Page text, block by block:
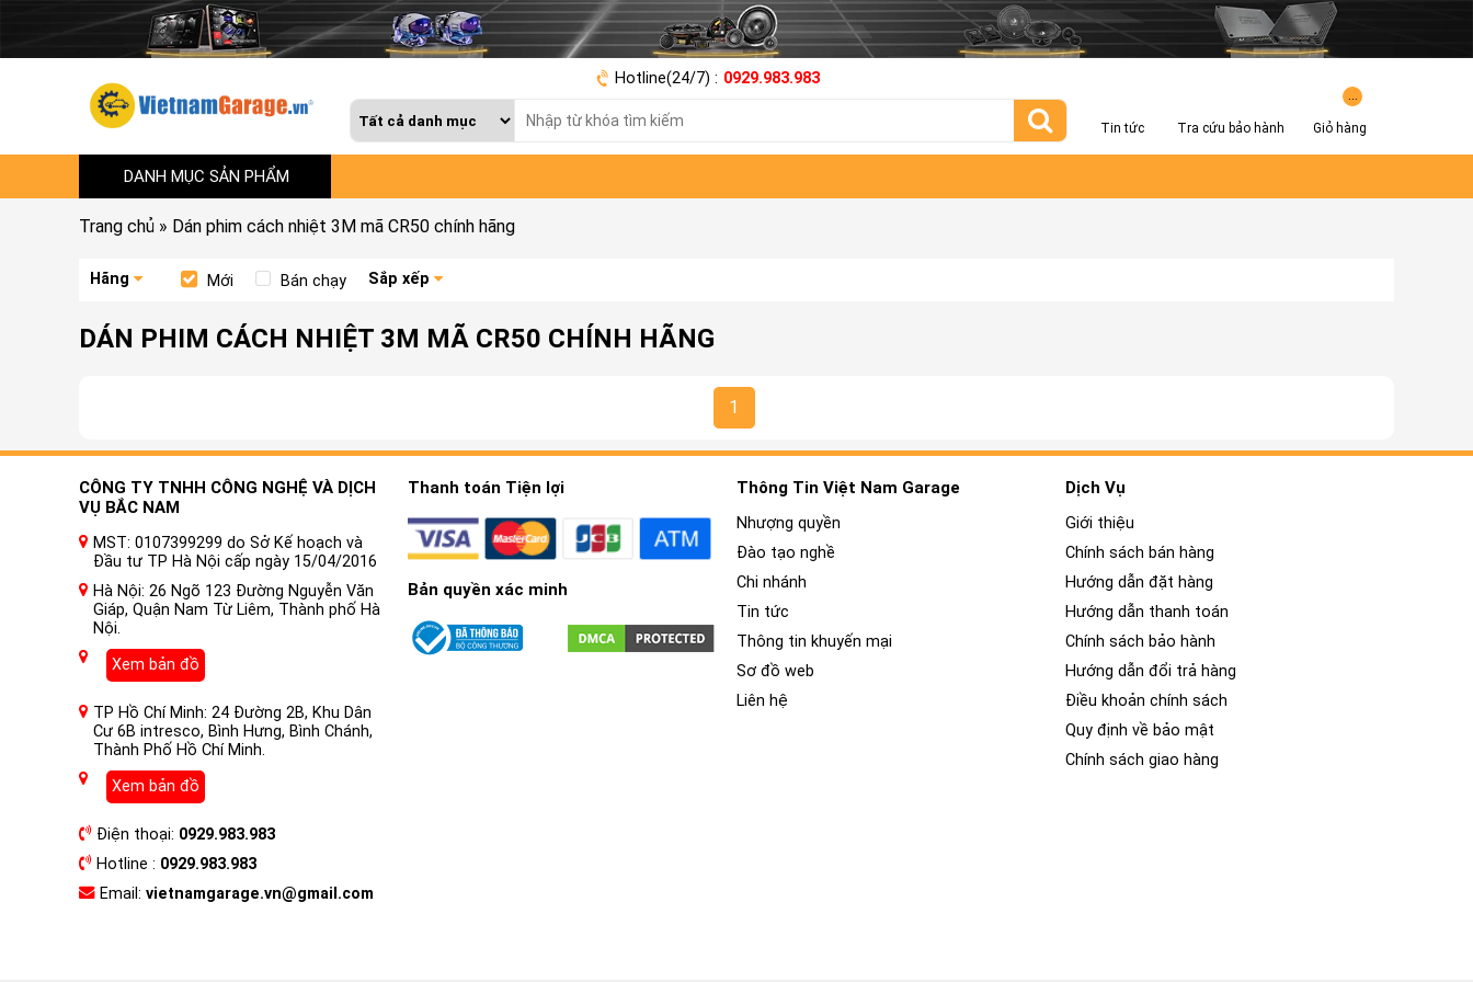
Hotline(24/7) : 0929.983.983
Tin tức Tra cứu bảo hành Giỏ hàng
DANH MỤC SẢN PHẨM
Trang chủ » Dán phim cách nhiệt 3M mã CR50 chính hãng
Hãng Mới Bán chạy Sắp xếp
DÁN PHIM CÁCH NHIỆT 3M MÃ CR50 CHÍNH HÃNG
1
CÔNG TY TNHH CÔNG NGHỆ VÀ DỊCH
VỤ BẮC NAM
MST: 0107399299 do Sở Kế hoạch và
Đầu tư TP Hà Nội cấp ngày 15/04/2016
Hà Nội: 26 Ngõ 123 Đường Nguyễn Văn
Giáp, Quận Nam Từ Liêm, Thành phố Hà
Nội.
Xem bản đồ
TP Hồ Chí Minh: 24 Đường 2B, Khu Dân
Cư 6B intresco, Bình Hưng, Bình Chánh,
Thành Phố Hồ Chí Minh.
Xem bản đồ
Điện thoại: 0929.983.983
Hotline : 0929.983.983
Email: vietnamgarage.vn@gmail.com
Thanh toán Tiện lợi
Bản quyền xác minh
Thông Tin Việt Nam Garage
Nhượng quyền
Đào tạo nghề
Chi nhánh
Tin tức
Thông tin khuyến mại
Sơ đồ web
Liên hệ
Dịch Vụ
Giới thiệu
Chính sách bán hàng
Hướng dẫn đặt hàng
Hướng dẫn thanh toán
Chính sách bảo hành
Hướng dẫn đổi trả hàng
Điều khoản chính sách
Quy định về bảo mật
Chính sách giao hàng